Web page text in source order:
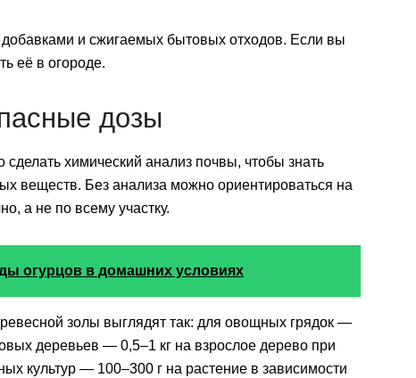
добавками и сжигаемых бытовых отходов. Если вы
её в огороде.
дозы
химический анализ почвы, чтобы знать
веществ. Без анализа можно ориентироваться на
а не по всему участку.
огурцов в домашних условиях
золы выглядят так: для овощных грядок —
деревьев — 0,5–1 кг на взрослое дерево при
культур — 100–300 г на растение в зависимости